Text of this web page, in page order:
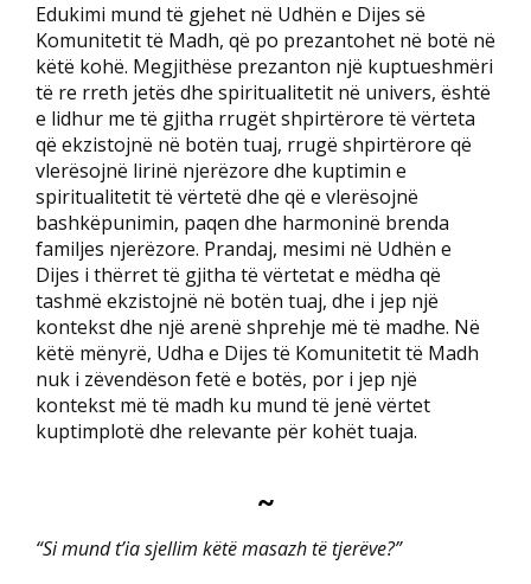
Edukimi mund të gjehet në Udhën e Dijes së
Komunitetit të Madh, që po prezantohet në botë në
këtë kohë. Megjithëse prezanton një kuptueshmëri
të re rreth jetës dhe spiritualitetit në univers, është
e lidhur me të gjitha rrugët shpirtërore të vërteta
që ekzistojnë në botën tuaj, rrugë shpirtërore që
vlerësojnë lirinë njerëzore dhe kuptimin e
spiritualitetit të vërtetë dhe që e vlerësojnë
bashkëpunimin, paqen dhe harmoninë brenda
familjes njerëzore. Prandaj, mesimi në Udhën e
Dijes i thërret të gjitha të vërtetat e mëdha që
tashmë ekzistojnë në botën tuaj, dhe i jep një
kontekst dhe një arenë shprehje më të madhe. Në
këtë mënyrë, Udha e Dijes të Komunitetit të Madh
nuk i zëvendëson fetë e botës, por i jep një
kontekst më të madh ku mund të jenë vërtet
kuptimplotë dhe relevante për kohët tuaja.
~
“Si mund t’ia sjellim këtë masazh të tjerëve?”